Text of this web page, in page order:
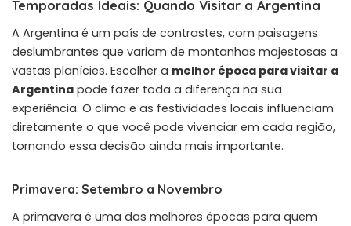
Temporadas Ideais: Quando Visitar a Argentina
A Argentina é um país de contrastes, com paisagens
deslumbrantes que variam de montanhas majestosas a
vastas planícies. Escolher a melhor época para visitar a
Argentina pode fazer toda a diferença na sua
experiência. O clima e as festividades locais influenciam
diretamente o que você pode vivenciar em cada região,
tornando essa decisão ainda mais importante.
Primavera: Setembro a Novembro
A primavera é uma das melhores épocas para quem